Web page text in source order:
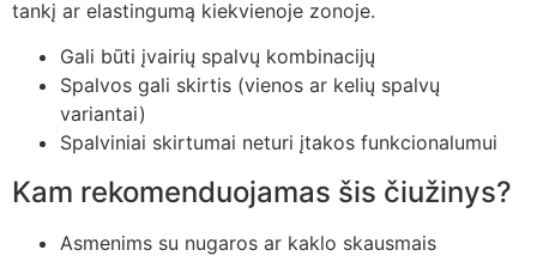
tankį ar elastingumą kiekvienoje zonoje.
Gali būti įvairių spalvų kombinacijų
Spalvos gali skirtis (vienos ar kelių spalvų
variantai)
Spalviniai skirtumai neturi įtakos funkcionalumui
Kam rekomenduojamas šis čiužinys?
Asmenims su nugaros ar kaklo skausmais